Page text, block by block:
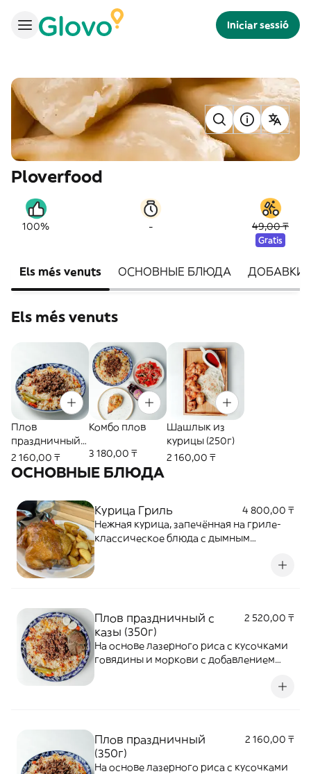
Iniciar sessió
Ploverfood
100% - 49,00 ₸
Gratis
Els més venuts ОСНОВНЫЕ БЛЮДА ДОБАВКИ
Els més venuts
Плов
праздничный
(350г)
2 160,00 ₸
Комбо плов
3 180,00 ₸
Шашлык из
курицы (250г)
2 160,00 ₸
ОСНОВНЫЕ БЛЮДА
Курица Гриль
4 800,00 ₸
Нежная курица, запечённая на гриле-
классическое блюда с дымным
Плов праздничный с
казы (350г)
2 520,00 ₸
На основе лазерного риса с кусочками
говядины и моркови с добавлением
Плов праздничный
(350г)
2 160,00 ₸
На основе лазерного риса с кусочками